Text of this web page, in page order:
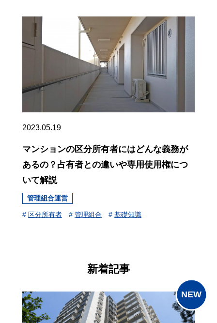
2023.05.19
マンションの区分所有者にはどんな義務が
あるの？占有者との違いや専用使用権につ
いて解説
管理組合運営
# 区分所有者 # 管理組合 # 基礎知識
新着記事